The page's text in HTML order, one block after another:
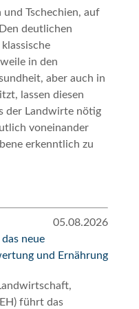
Tschechien, auf
deutlichen
in den
aber auch in
lassen diesen
der Landwirte nötig
voneinander
erkenntlich zu
05.08.2026
neue
und Ernährung
führt das